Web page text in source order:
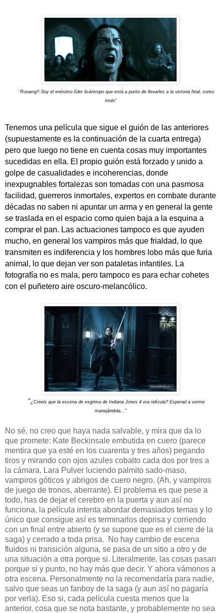
"Rooarrg!! Soy el enésimo líder licántropo que está a punto de llevarles a la victoria final, como
molo"
Tenemos una película que sigue el guión de las anteriores
(supuestamente es la continuación de la cuarta entrega)
pero que luego no tiene en cuenta cosas muy importantes
sucedidas en ella. El propio guión está forzado y unido a
golpe de casualidades e incoherencias, donde
inexpugnables fortalezas son tomadas con una pasmosa
facilidad, guerreros inmortales, expertos en combate durante
décadas no saben ni apuntar un arma y en general la gente
se traslada en el espacio como quien baja a la esquina a
comprar el pan. Las actuaciones tampoco es que ayuden
mucho, en general los vampiros más que frialdad, lo que
transmiten es indiferencia y los hombres lobo más que furia
animal, lo que dejan ver son pataletas infantiles. La
fotografía no es mala, pero tampoco es para echar cohetes
con el puñetero aire oscuro-melancólico.
" ¿Creeis que la escena de esgrima de Indiana Jones 4 era ridícula? Esperad a verme
manejándola..."
No sé, no creo que haya nada salvable, y mira que da lo
que promete: Kate Beckinsale embutida en cuero (parece
mentira que ya esté en los cuarenta y tres años) pegando
tiros y mirando con ojos azules cobalto cada dos por tres a
la cámara, Lara Pulver luciendo palmito sado-maso,
vampiros góticos y abrigos de cuero negro. (Ah, y vampiros
de juego de tronos, aberrante). El problema es que pese a
todo, has de dejar el cerebro en la puerta y aun así no
funciona, la película intenta abordar demasiados temas y lo
único que consigue así es terminarlos deprisa y corriendo
con un final entre abierto (y se supone que es el cierre de la
saga) y cerrado a toda prisa. No hay cambio de escena
fluidos ni transición alguna, se pasa de un sitio a otro y de
una situación a otra porque si. Literalmente, las cosas pasan
porque si y punto, no hay más que decir. Y ahora vámonos a
otra escena. Personalmente no la recomendaría para nadie,
salvo que seas un fanboy de la saga (y aun así no pagaría
por verla). Eso si, cada película cuesta menos que la
anterior, cosa que se nota bastante, y probablemente no sea